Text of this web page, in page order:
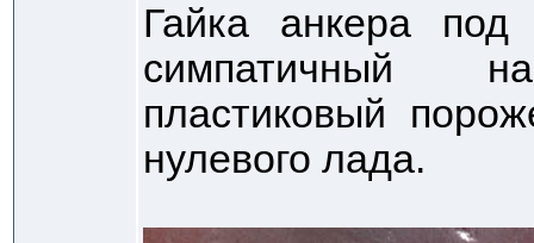
Гайка анкера под
симпатичный
пластиковый
нулевого лада.